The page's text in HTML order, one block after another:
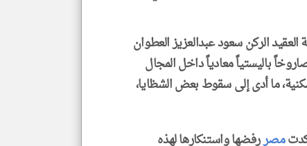
العقيد الركن سعود عبدالعزيز العطوان
المسلحة الكويتية رصدت وتعاملت مع 13 صاروخاً باليستياً معادياً داخل المجال
ما أدى إلى سقوط بعض الشظايا،
مصررفضها واستنكارها لهذه